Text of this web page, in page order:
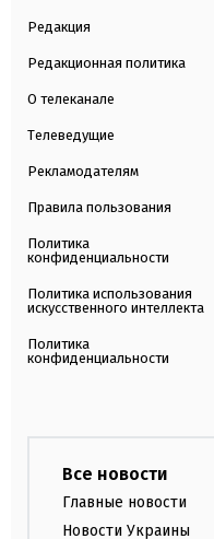
Редакция
Редакционная политика
О телеканале
Телеведущие
Рекламодателям
Правила пользования
Политика
конфиденциальности
Политика использования
искусственного интеллекта
Политика
конфиденциальности
Все новости
Главные новости
Новости Украины